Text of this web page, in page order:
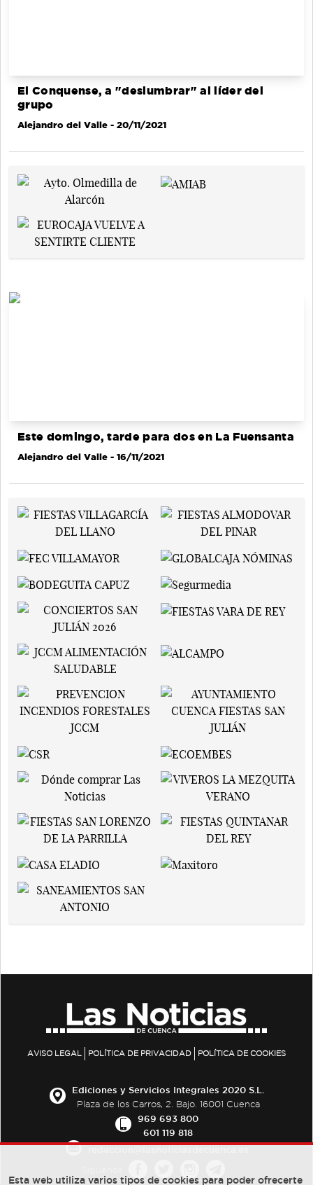
El Conquense, a "deslumbrar" al líder del
grupo
Alejandro del Valle - 20/11/2021
Este domingo, tarde para dos en La Fuensanta
Alejandro del Valle - 16/11/2021
AVISO LEGAL POLÍTICA DE PRIVACIDAD POLÍTICA DE COOKIES
Ediciones y Servicios Integrales 2020 S.L.
Plaza de los Carros, 2. Bajo. 16001 Cuenca
969 693 800
601 119 818
Esta web utiliza varios tipos de cookies para poder ofrecerte